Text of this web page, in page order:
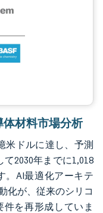
材料市場分析
米ドルに達し、予測
2030年までに1,018
。AI最適化アーキテ
化が、従来のシリコ
を再形成していま